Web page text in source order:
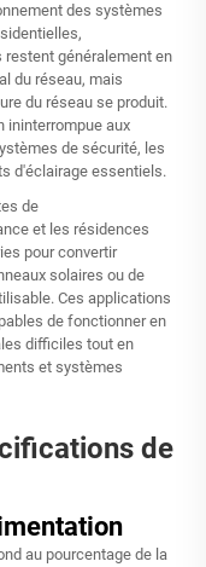
des systèmes
généralement en
du réseau, mais
du réseau se produit.
ininterrompue aux
de sécurité, les
d'éclairage essentiels.
de
et les résidences
pour convertir
solaires ou de
Ces applications
de fonctionner en
difficiles tout en
et systèmes
de
au pourcentage de la